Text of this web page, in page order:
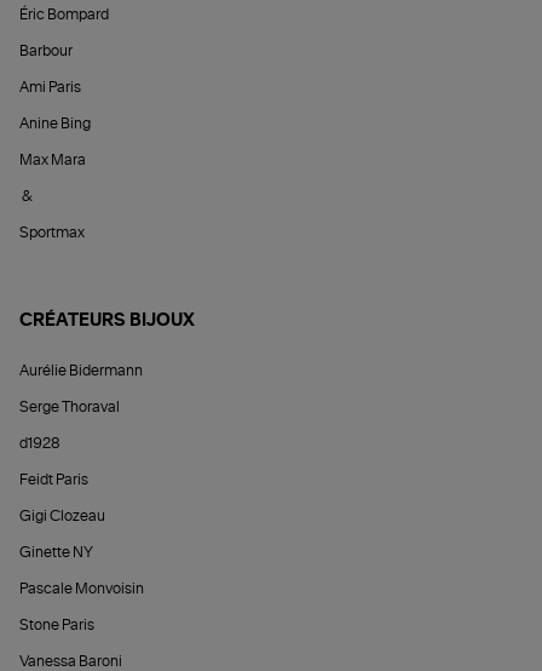
Éric Bompard
Barbour
Ami Paris
Anine Bing
Max Mara
&
Sportmax
CRÉATEURS BIJOUX
Aurélie Bidermann
Serge Thoraval
d1928
Feidt Paris
Gigi Clozeau
Ginette NY
Pascale Monvoisin
Stone Paris
Vanessa Baroni